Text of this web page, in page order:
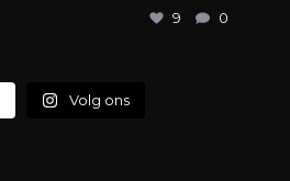
9 0
Volg ons